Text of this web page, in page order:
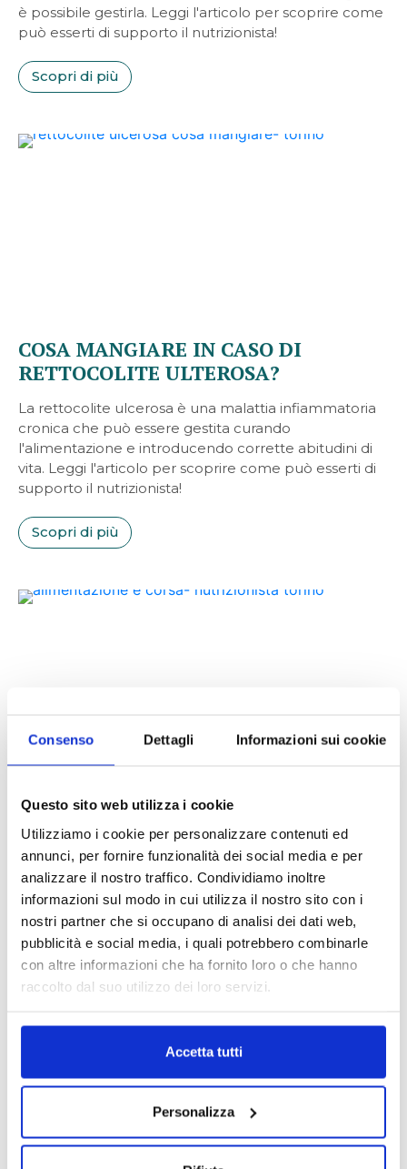
Consenso Dettagli Informazioni sui cookie
Questo sito web utilizza i cookie
Utilizziamo i cookie per personalizzare contenuti ed
annunci, per fornire funzionalità dei social media e per
analizzare il nostro traffico. Condividiamo inoltre
informazioni sul modo in cui utilizza il nostro sito con i
nostri partner che si occupano di analisi dei dati web,
pubblicità e social media, i quali potrebbero combinarle
con altre informazioni che ha fornito loro o che hanno
raccolto dal suo utilizzo dei loro servizi.
Accetta tutti
Personalizza
è possibile gestirla. Leggi l'articolo per scoprire come
può esserti di supporto il nutrizionista!
Scopri di più
COSA MANGIARE IN CASO DI
RETTOCOLITE ULTEROSA?
La rettocolite ulcerosa è una malattia infiammatoria
cronica che può essere gestita curando
l'alimentazione e introducendo corrette abitudini di
vita. Leggi l'articolo per scoprire come può esserti di
supporto il nutrizionista!
Scopri di più
ALIMENTAZIONE NELLA CORSA: LA
CHIAVE PER MIGLIORARE LA
PERFORMANCE
Una strategia alimentare personalizzata nel running è
fondamentale per poter sostenere gli allenamenti e
migliorare le performance, senza compromettere la
salute. Leggi l'articolo per scoprire quali sono i
benefici di un piano alimentare elaborato dal
nutrizionista sportivo.
Scopri di più